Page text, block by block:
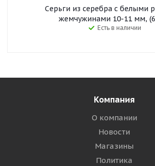
Серьги из серебра с белыми
жемчужинами 10-11 мм,
Есть в наличии
Компания
О компании
Новости
Магазины
Политика